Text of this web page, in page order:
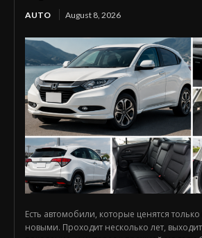
AUTO August 8, 2026
Есть автомобили, которые ценятся только
новыми. Проходит несколько лет,